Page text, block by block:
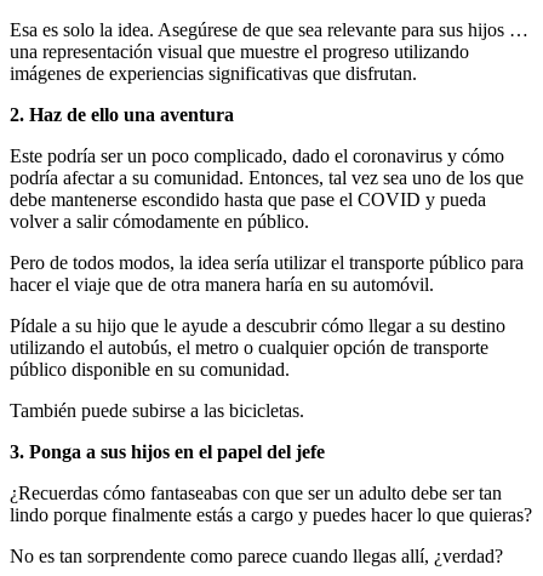
Esa es solo la idea. Asegúrese de que sea relevante para sus hijos …
una representación visual que muestre el progreso utilizando
imágenes de experiencias significativas que disfrutan.
2. Haz de ello una aventura
Este podría ser un poco complicado, dado el coronavirus y cómo
podría afectar a su comunidad. Entonces, tal vez sea uno de los que
debe mantenerse escondido hasta que pase el COVID y pueda
volver a salir cómodamente en público.
Pero de todos modos, la idea sería utilizar el transporte público para
hacer el viaje que de otra manera haría en su automóvil.
Pídale a su hijo que le ayude a descubrir cómo llegar a su destino
utilizando el autobús, el metro o cualquier opción de transporte
público disponible en su comunidad.
También puede subirse a las bicicletas.
3. Ponga a sus hijos en el papel del jefe
¿Recuerdas cómo fantaseabas con que ser un adulto debe ser tan
lindo porque finalmente estás a cargo y puedes hacer lo que quieras?
No es tan sorprendente como parece cuando llegas allí, ¿verdad?